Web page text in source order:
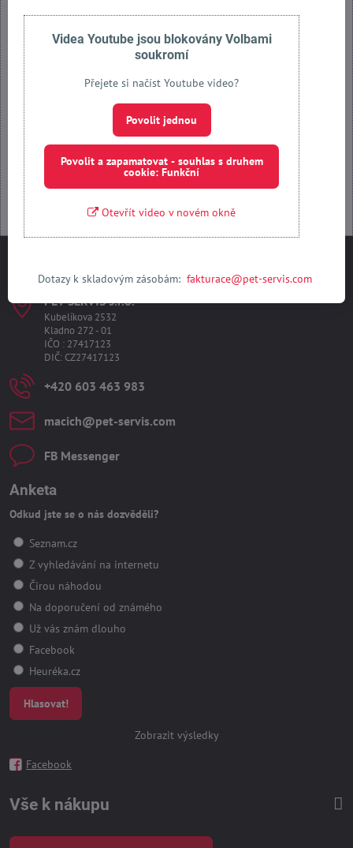
Přejete si načíst externí obsah?
Povolit a zapamatovat - souhlas s druhem cookie: Funkční
PET-SERVIS s​.r​.o​.
Kubelíkova 2532
Kladno 272 - 01
IČO : 27417123
DIČ: CZ27417123
+420 603 463 983
macich​@pet-servis​.com
FB Messenger
Anketa
Odkud jste se o nás dozvěděli?
Seznam.cz
Z vyhledávání na internetu
Čirou náhodou
Na doporučení od známého
Už vás znám dlouho
Facebook
Heuréka.cz
Hlasovat!
Zobrazit výsledky
Facebook
Vše k nákupu
Videa Youtube jsou blokovány Volbami
soukromí
Přejete si načíst Youtube video?
Povolit jednou
Povolit a zapamatovat - souhlas s druhem
cookie: Funkční
Otevřít video v novém okně
Dotazy k skladovým zásobám:fakturace@pet-servis.com